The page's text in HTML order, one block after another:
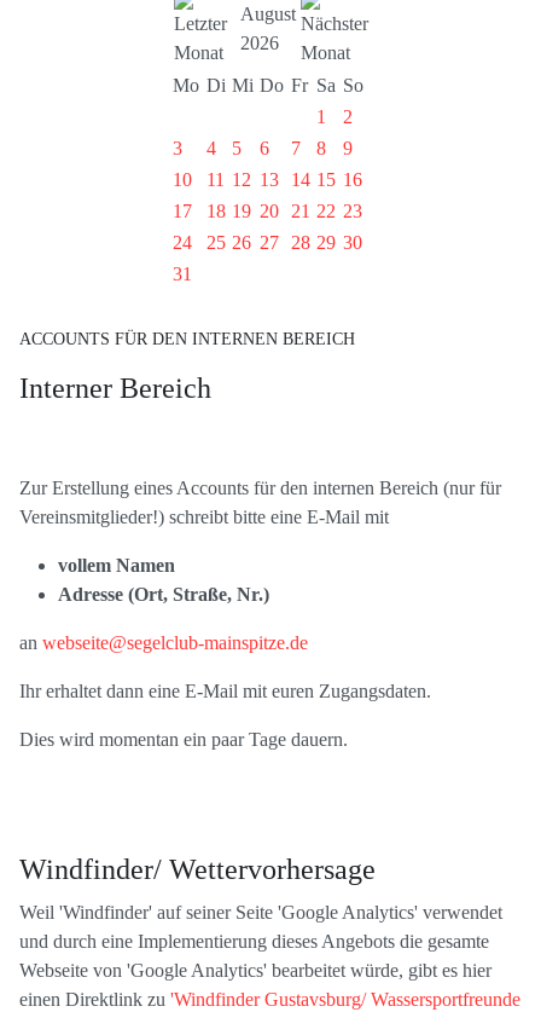
August
2026
Mo Di Mi Do Fr Sa So
1
2
3
4 5 6 7 8
9
10
11 12 13 14 15 16
17
18 19 20 21 22 23
24
25 26 27 28 29 30
31
ACCOUNTS FÜR DEN INTERNEN BEREICH
Interner Bereich
Zur Erstellung eines Accounts für den internen Bereich (nur für
Vereinsmitglieder!) schreibt bitte eine E-Mail mit
vollem Namen
Adresse (Ort, Straße, Nr.)
an webseite@segelclub-mainspitze.de
Ihr erhaltet dann eine E-Mail mit euren Zugangsdaten.
Dies wird momentan ein paar Tage dauern.
Windfinder/ Wettervorhersage
Weil 'Windfinder' auf seiner Seite 'Google Analytics' verwendet
und durch eine Implementierung dieses Angebots die gesamte
Webseite von 'Google Analytics' bearbeitet würde, gibt es hier
einen Direktlink zu 'Windfinder Gustavsburg/ Wassersportfreunde